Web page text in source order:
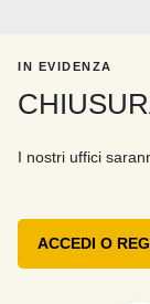
IN EVIDENZA
I nostri uffici
ACCEDI O